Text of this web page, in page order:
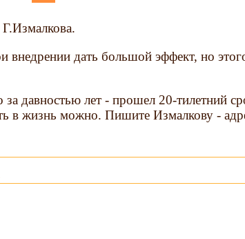
внедрении дать большой эффект, но
давностью лет - прошел 20-тилетний
в жизнь можно. Пишите Измалкову -